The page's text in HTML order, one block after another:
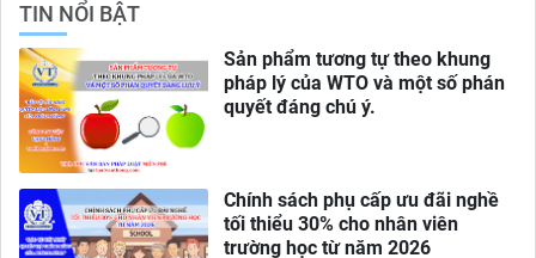
TIN NỔI BẬT
Sản phẩm tương tự theo khung
pháp lý của WTO và một số phán
quyết đáng chú ý.
Chính sách phụ cấp ưu đãi nghề
tối thiểu 30% cho nhân viên
trường học từ năm 2026